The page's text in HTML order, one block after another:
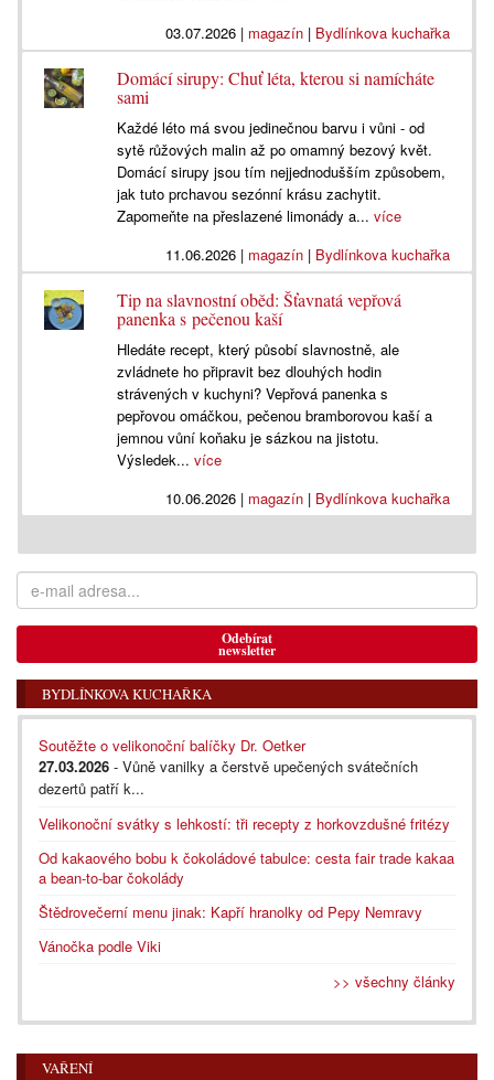
03.07.2026| magazín| Bydlínkova kuchařka
Domácí sirupy: Chuť léta, kterou si namícháte
sami
Každé léto má svou jedinečnou barvu i vůni - od
sytě růžových malin až po omamný bezový květ.
Domácí sirupy jsou tím nejjednodušším způsobem,
jak tuto prchavou sezónní krásu zachytit.
Zapomeňte na přeslazené limonády a...více
11.06.2026| magazín| Bydlínkova kuchařka
Tip na slavnostní oběd: Šťavnatá vepřová
panenka s pečenou kaší
Hledáte recept, který působí slavnostně, ale
zvládnete ho připravit bez dlouhých hodin
strávených v kuchyni? Vepřová panenka s
pepřovou omáčkou, pečenou bramborovou kaší a
jemnou vůní koňaku je sázkou na jistotu.
Výsledek...více
10.06.2026| magazín| Bydlínkova kuchařka
Odebírat
newsletter
BYDLÍNKOVA KUCHAŘKA
Soutěžte o velikonoční balíčky Dr. Oetker
27.03.2026 - Vůně vanilky a čerstvě upečených svátečních
dezertů patří k...
Velikonoční svátky s lehkostí: tři recepty z horkovzdušné fritézy
Od kakaového bobu k čokoládové tabulce: cesta fair trade kakaa
a bean-to-bar čokolády
Štědrovečerní menu jinak: Kapří hranolky od Pepy Nemravy
Vánočka podle Viki
>> všechny články
VAŘENÍ